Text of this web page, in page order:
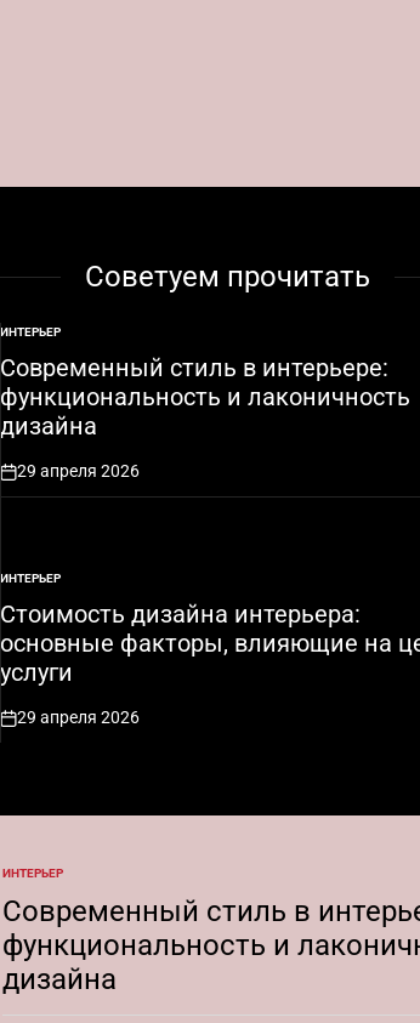
Советуем прочитать
ОПУБЛИКОВАНО
В
ИНТЕРЬЕР
Современный стиль в интерьере:
функциональность и лаконичность
дизайна
on
29 апреля 2026
ОПУБЛИКОВАНО
В
ИНТЕРЬЕР
Стоимость дизайна интерьера:
основные факторы, влияющие на
услуги
on
29 апреля 2026
ОПУБЛИКОВАНО
ИНТЕРЬЕР
Современный стиль в
функциональность и
дизайна